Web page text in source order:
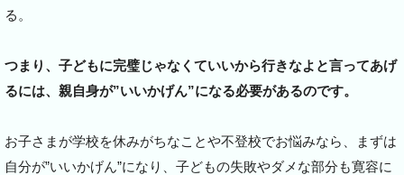
る。
つまり、子どもに完璧じゃなくていいから行きなよと言ってあげ
るには、親自身が”いいかげん”になる必要があるのです。
お子さまが学校を休みがちなことや不登校でお悩みなら、まずは
自分が”いいかげん”になり、子どもの失敗やダメな部分も寛容に